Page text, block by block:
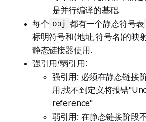
是并行编译的基础.
每个 obj 都有一个静态符号表
标明符号和(地址,符号名)的映
静态链接器使用.
强引用/弱引用:
强引用: 必须在静态链接
用,找不到定义将报错
reference"
弱引用: 在静态链接阶段